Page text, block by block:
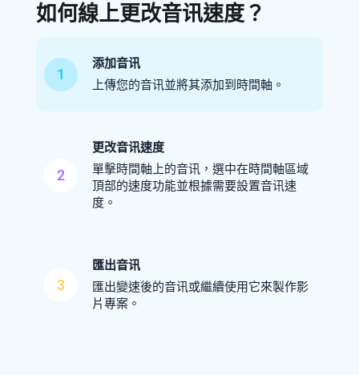
如何線上更改音讯速度？
1
添加音讯
上傳您的音讯並將其添加到時間軸。
2
更改音讯速度
單擊時間軸上的音讯，選中在時間軸區域
頂部的速度功能並根據需要設置音讯速
度。
3
匯出音讯
匯出變速後的音讯或繼續使用它來製作影
片專案。